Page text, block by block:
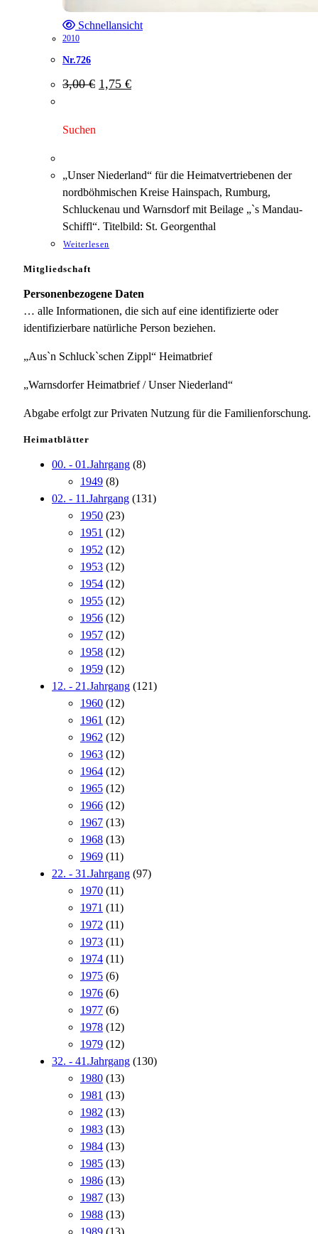
Schnellansicht
2010
Nr.726
3,00€ Ursprünglicher
Preis
1,75 €Aktueller
Preis
Suchen
„Unser Niederland“ für die Heimatvertriebenen der
nordböhmischen Kreise Hainspach, Rumburg,
Schluckenau und Warnsdorf mit Beilage „`s Mandau-
Schiffl“. Titelbild: St. Georgenthal
Weiterlesen
Mitgliedschaft
Personenbezogene Daten
… alle Informationen, die sich auf eine identifizierte oder
identifizierbare natürliche Person beziehen.
„Aus`n Schluck`schen Zippl“ Heimatbrief
„Warnsdorfer Heimatbrief / Unser Niederland“
Abgabe erfolgt zur Privaten Nutzung für die Familienforschung.
Heimatblätter
00. - 01.Jahrgang (8)
1949 (8)
02. - 11.Jahrgang (131)
1950 (23)
1951 (12)
1952 (12)
1953 (12)
1954 (12)
1955 (12)
1956 (12)
1957 (12)
1958 (12)
1959 (12)
12. - 21.Jahrgang (121)
1960 (12)
1961 (12)
1962 (12)
1963 (12)
1964 (12)
1965 (12)
1966 (12)
1967 (13)
1968 (13)
1969 (11)
22. - 31.Jahrgang (97)
1970 (11)
1971 (11)
1972 (11)
1973 (11)
1974 (11)
1975 (6)
1976 (6)
1977 (6)
1978 (12)
1979 (12)
32. - 41.Jahrgang (130)
1980 (13)
1981 (13)
1982 (13)
1983 (13)
1984 (13)
1985 (13)
1986 (13)
1987 (13)
1988 (13)
1989 (13)